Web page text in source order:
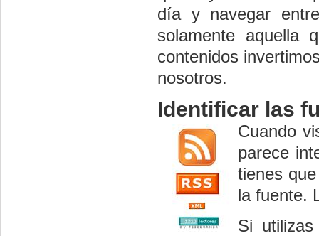
día y navegar
solamente aquella
contenidos
nosotros.
Identificar las
Cuando
parece
tienes
la fuente.
Si